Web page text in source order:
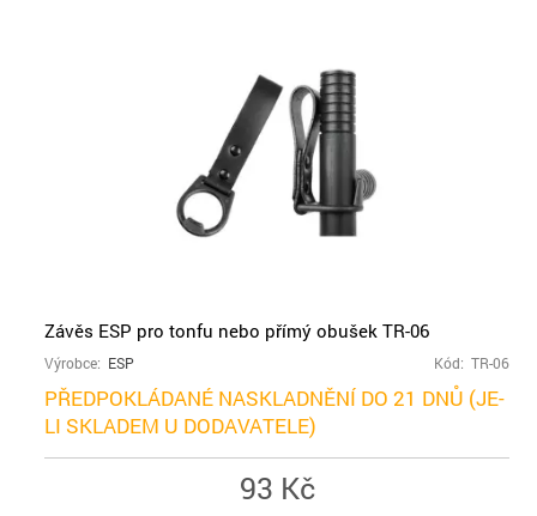
Závěs ESP pro tonfu nebo přímý obušek TR-06
Výrobce: ESP Kód: TR-06
PŘEDPOKLÁDANÉ NASKLADNĚNÍ DO 21 DNŮ (JE-
LI SKLADEM U DODAVATELE)
93 Kč